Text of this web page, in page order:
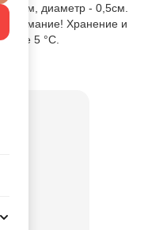
11см, диаметр - 0,5см.
Внимание! Хранение и
5 °C.